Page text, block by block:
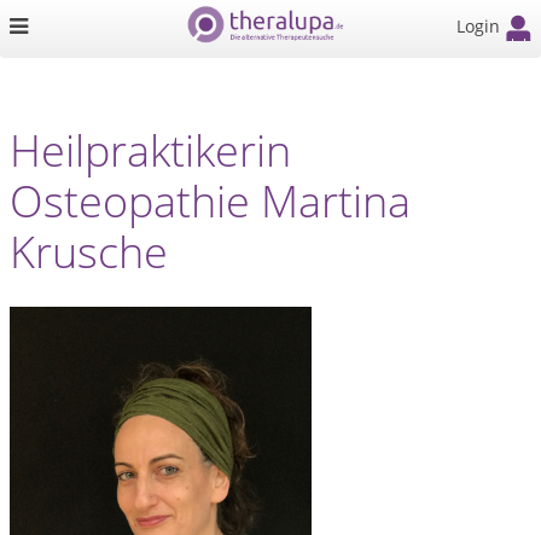
Login
Heilpraktikerin
Osteopathie Martina
Krusche